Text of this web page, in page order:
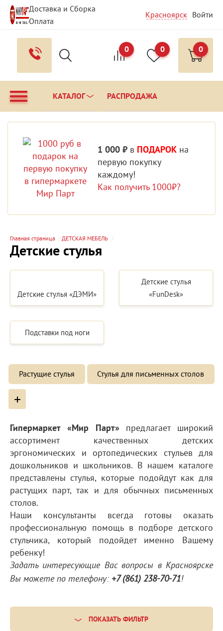
Доставка и Сборка
Оплата
Вопрос - Ответ
Контакты
Красноярск Войти
0 0 0
КАТАЛОГ РАСПРОДАЖА
1 000 ₽ в ПОДАРОК на
первую покупку
каждому!
Как получить 1000₽?
Главная страница ДЕТСКАЯ МЕБЕЛЬ
Детские стулья
Детские стулья «ДЭМИ»
Детские стулья
«FunDesk»
Подставки под ноги
Растущие стулья Стулья для письменных столов
+
Гипермаркет «Мир Парт» предлагает широкий
ассортимент качественных детских
эргономических и ортопедических стульев для
дошкольников и школьников. В нашем каталоге
представлены стулья, которые подойдут как для
растущих парт, так и для обычных письменных
столов.
Наши консультанты всегда готовы оказать
профессиональную помощь в подборе детского
стульчика, который подойдет именно Вашему
ребенку!
Задать интересующие Вас вопросы в Красноярске
Вы можете по телефону: +7 (861) 238-70-71!
ПОКАЗАТЬ ФИЛЬТР